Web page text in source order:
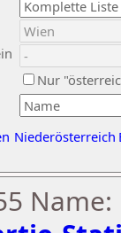
Nur
Niederösterreich